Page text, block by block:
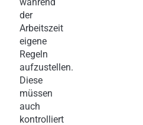
der
Arbeitszeit
eigene
Regeln
aufzustellen.
Diese
müssen
auch
kontrolliert